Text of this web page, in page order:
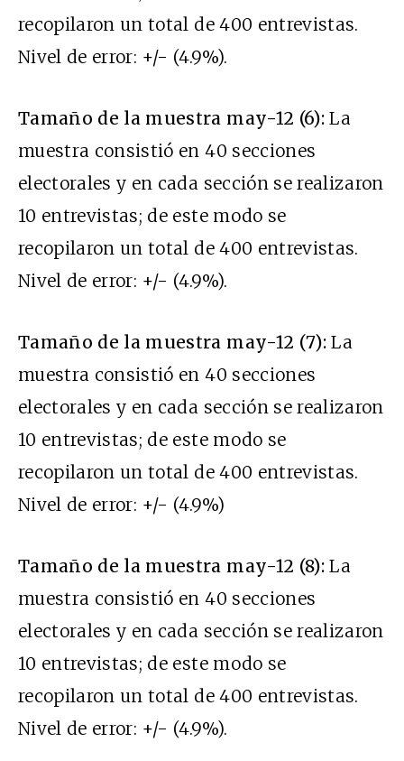
recopilaron un total de 400 entrevistas.
Nivel de error: +/- (4.9%).
Tamaño de la muestra may-12 (6):La
muestra consistió en 40 secciones
electorales y en cada sección se realizaron
10 entrevistas; de este modo se
recopilaron un total de 400 entrevistas.
Nivel de error: +/- (4.9%).
Tamaño de la muestra may-12 (7):La
muestra consistió en 40 secciones
electorales y en cada sección se realizaron
10 entrevistas; de este modo se
recopilaron un total de 400 entrevistas.
Nivel de error: +/- (4.9%)
Tamaño de la muestra may-12 (8):La
muestra consistió en 40 secciones
electorales y en cada sección se realizaron
10 entrevistas; de este modo se
recopilaron un total de 400 entrevistas.
Nivel de error: +/- (4.9%).